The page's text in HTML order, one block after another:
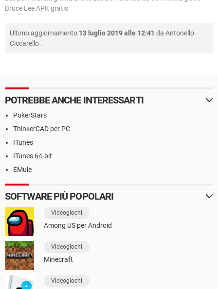
Bruce Lee APK gratis
Ultimo aggiornamento 13 luglio 2019 alle 12:41 da Antonello
Ciccarello .
POTREBBE ANCHE INTERESSARTI
PokerStars
ThinkerCAD per PC
ITunes
ITunes 64-bit
EMule
SOFTWARE PIÙ POPOLARI
Videogiochi
Among US per Android
Videogiochi
Minecraft
Videogiochi